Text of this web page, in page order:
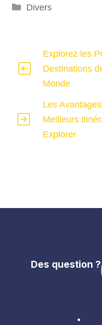
Catégories
Divers
Explorez les
Destinations
Monde
Les
Meilleurs
Explorer
Des question ?